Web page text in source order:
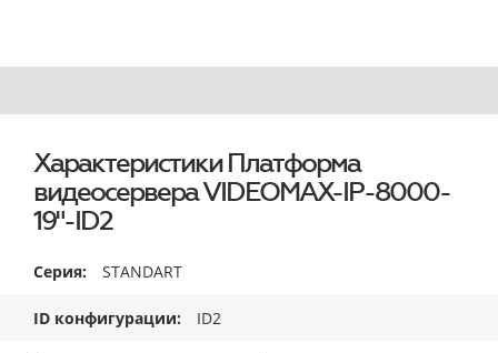
Характеристики Платформа
видеосервера VIDEOMAX-IP-8000-
19"-ID2
Серия STANDART
ID конфигурации ID2